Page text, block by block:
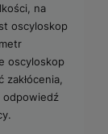
na
oscyloskop
oscyloskop
odpowiedź